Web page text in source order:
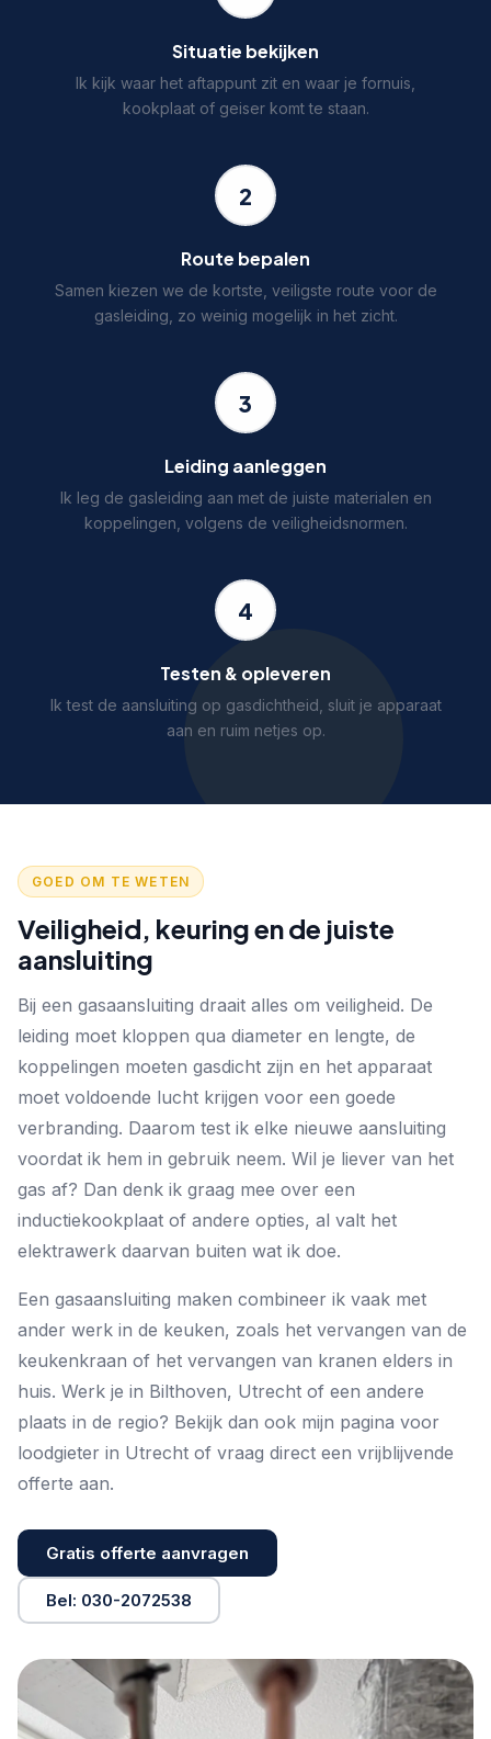
Situatie bekijken
Ik kijk waar het aftappunt zit en waar je fornuis,
kookplaat of geiser komt te staan.
2
Route bepalen
Samen kiezen we de kortste, veiligste route voor de
gasleiding, zo weinig mogelijk in het zicht.
3
Leiding aanleggen
Ik leg de gasleiding aan met de juiste materialen en
koppelingen, volgens de veiligheidsnormen.
4
Testen & opleveren
Ik test de aansluiting op gasdichtheid, sluit je apparaat
aan en ruim netjes op.
GOED OM TE WETEN
Veiligheid, keuring en de juiste
aansluiting
Bij een gasaansluiting draait alles om veiligheid. De
leiding moet kloppen qua diameter en lengte, de
koppelingen moeten gasdicht zijn en het apparaat
moet voldoende lucht krijgen voor een goede
verbranding. Daarom test ik elke nieuwe aansluiting
voordat ik hem in gebruik neem. Wil je liever van het
gas af? Dan denk ik graag mee over een
inductiekookplaat of andere opties, al valt het
elektrawerk daarvan buiten wat ik doe.
Een gasaansluiting maken combineer ik vaak met
ander werk in de keuken, zoals het vervangen van de
keukenkraan of het vervangen van kranen elders in
huis. Werk je in Bilthoven, Utrecht of een andere
plaats in de regio? Bekijk dan ook mijn pagina voor
loodgieter in Utrecht of vraag direct een vrijblijvende
offerte aan.
Gratis offerte aanvragen
Bel: 030-2072538